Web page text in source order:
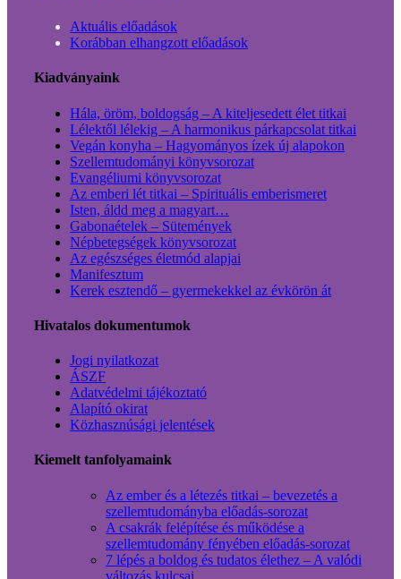
Aktuális előadások
Korábban elhangzott előadások
Kiadványaink
Hála, öröm, boldogság – A kiteljesedett élet titkai
Lélektől lélekig – A harmonikus párkapcsolat titkai
Vegán konyha – Hagyományos ízek új alapokon
Szellemtudományi könyvsorozat
Evangéliumi könyvsorozat
Az emberi lét titkai – Spirituális emberismeret
Isten, áldd meg a magyart…
Gabonaételek – Sütemények
Népbetegségek könyvsorozat
Az egészséges életmód alapjai
Manifesztum
Kerek esztendő – gyermekekkel az évkörön át
Hivatalos dokumentumok
Jogi nyilatkozat
ÁSZF
Adatvédelmi tájékoztató
Alapító okirat
Közhasznúsági jelentések
Kiemelt tanfolyamaink
Az ember és a létezés titkai – bevezetés a
szellemtudományba előadás-sorozat
A csakrák felépítése és működése a
szellemtudomány fényében előadás-sorozat
7 lépés a boldog és tudatos élethez – A valódi
változás kulcsai